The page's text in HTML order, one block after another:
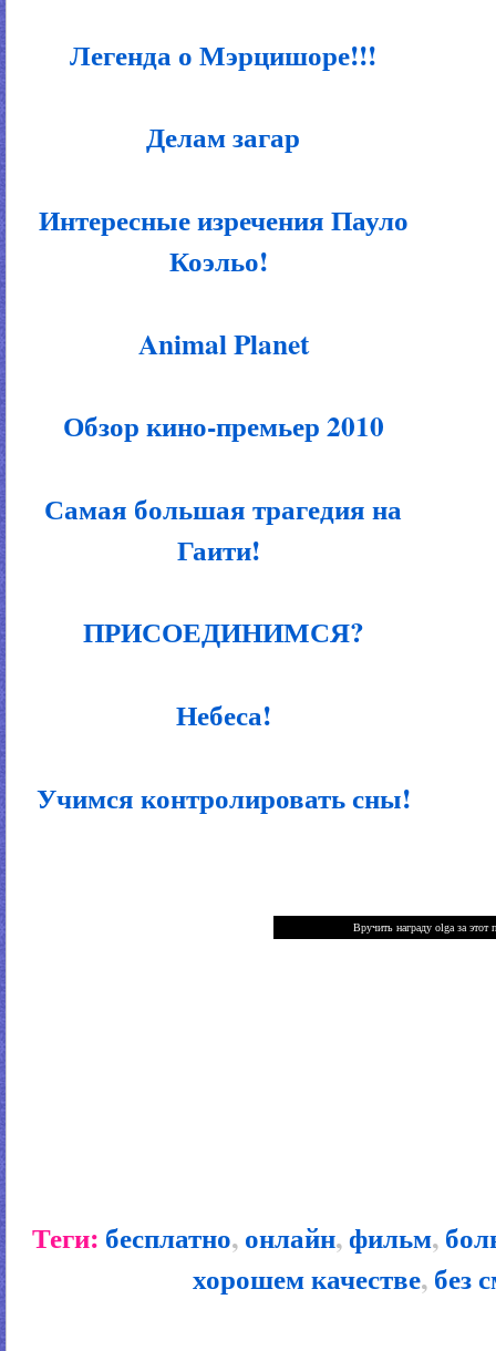
Легенда о Мэрцишоре!!!
Делам загар
Интересные изречения Пауло
Коэльо!
Animal Planet
Обзор кино-премьер 2010
Самая большая трагедия на
Гаити!
ПРИСОЕДИНИМСЯ?
Небеса!
Учимся контролировать сны!
Теги: бесплатно,онлайн,фильм,
хорошем качестве,без